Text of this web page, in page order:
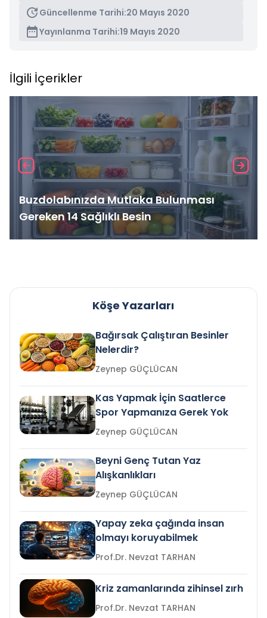
Güncellenme Tarihi:20 Mayıs 2020
Yayınlanma Tarihi:19 Mayıs 2020
İlgili İçerikler
Buzdolabınızda Mutlaka Bulunması
Gereken 14 Sağlıklı Besin
Köşe Yazarları
Bağırsak Çalıştıran Besinler
Nelerdir?
Zeynep GÜÇLÜCAN
Kas Yapmak İçin Saatlerce
Spor Yapmanıza Gerek Yok
Zeynep GÜÇLÜCAN
Beyni Genç Tutan Yaz
Alışkanlıkları
Zeynep GÜÇLÜCAN
Yapay zeka çağında insan
olmayı koruyabilmek
Prof.Dr. Nevzat TARHAN
Kriz zamanlarında zihinsel zırh
Prof.Dr. Nevzat TARHAN